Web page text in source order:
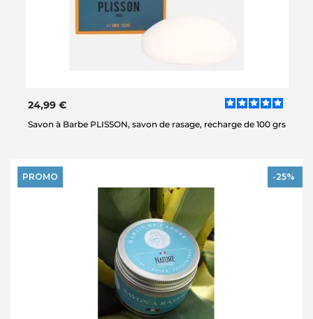
24,99 €
Savon à Barbe PLISSON, savon de rasage, recharge de 100 grs
PROMO -25%